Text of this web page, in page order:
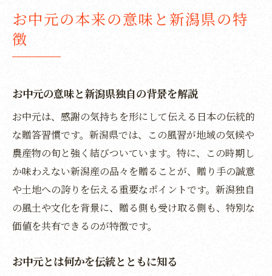
新潟らしいお中元の意味と贈る心のつなが
新潟県でのお中元の時期を正しく知る方法
新潟のお中元時期と全国の違いを比較
お中元時期を過ぎた場合の新潟での対応
お中元の時期を守る新潟県のマナーを解説
関東や関西とのお中元時期の違いも知って
おく
旬を楽しむ新潟県ならではのお中元選び
方
お中元の本来の意味と新潟県の特
徴
お中元の意味と新潟県独自の背景を解説
お中元は、感謝の気持ちを形にして伝える日本の伝統的
な贈答習慣です。新潟県では、この風習が地域の気候や
農産物の旬と強く結びついています。特に、この時期し
か味わえない新潟産の品々を贈ることが、贈り手の誠意
や土地への誇りを伝える重要なポイントです。新潟独自
の風土や文化を背景に、贈る側も受け取る側も、特別な
価値を共有できるのが特徴です。
お中元とは何かを伝統とともに知る